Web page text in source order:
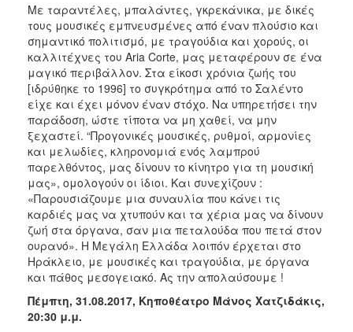
Με ταραντέλες, μπαλάντες, γκρεκάνικα, με δικές
τους μουσικές εμπνευσμένες από έναν πλούσιο και
σημαντικό πολιτισμό, με τραγούδια και χορούς, οι
καλλιτέχνες του Aria Corte, μας μεταφέρουν σε ένα
μαγικό περιβάλλον. Στα είκοσι χρόνια ζωής του
[ιδρύθηκε το 1996] το συγκρότημα από το Σαλέντο
είχε και έχει μόνον έναν στόχο. Να υπηρετήσει την
παράδοση, ώστε τίποτα να μη χαθεί, να μην
ξεχαστεί. “Προγονικές μουσικές, ρυθμοί, αρμονίες
και μελωδίες, κληρονομιά ενός λαμπρού
παρελθόντος, μας δίνουν το κίνητρο για τη μουσική
μας», ομολογούν οι ίδιοι. Και συνεχίζουν :
«Παρουσιάζουμε μια συναυλία που κάνει τις
καρδιές μας να χτυπούν και τα χέρια μας να δίνουν
ζωή στα όργανα, σαν μια πεταλούδα που πετά στον
ουρανό». Η Μεγάλη Ελλάδα λοιπόν έρχεται στο
Ηράκλειο, με μουσικές και τραγούδια, με όργανα
και πάθος μεσογειακό. Ας την απολαύσουμε !
Πέμπτη, 31.08.2017, Κηποθέατρο Μάνος Χατζιδάκις,
20:30 μ.μ.